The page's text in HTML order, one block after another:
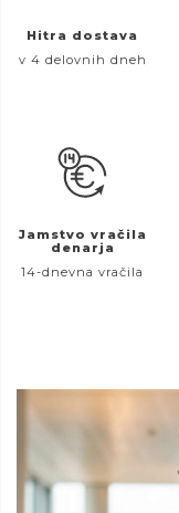
Hitra dostava
v 4 delovnih dneh
Jamstvo vračila
denarja
14-dnevna vračila